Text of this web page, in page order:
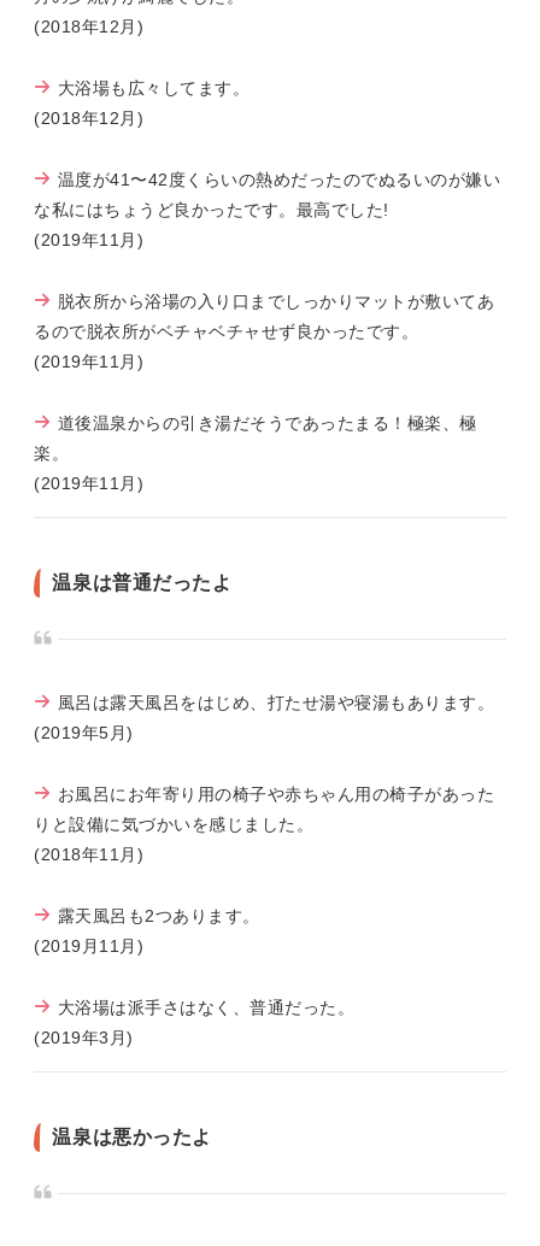
(2018年12月)
大浴場も広々してます。
(2018年12月)
温度が41〜42度くらいの熱めだったのでぬるいのが嫌い
な私にはちょうど良かったです。最高でした!
(2019年11月)
脱衣所から浴場の入り口までしっかりマットが敷いてあ
るので脱衣所がベチャベチャせず良かったです。
(2019年11月)
道後温泉からの引き湯だそうであったまる！極楽、極
楽。
(2019年11月)
温泉は普通だったよ
風呂は露天風呂をはじめ、打たせ湯や寝湯もあります。
(2019年5月)
お風呂にお年寄り用の椅子や赤ちゃん用の椅子があった
りと設備に気づかいを感じました。
(2018年11月)
露天風呂も2つあります。
(2019月11月)
大浴場は派手さはなく、普通だった。
(2019年3月)
温泉は悪かったよ